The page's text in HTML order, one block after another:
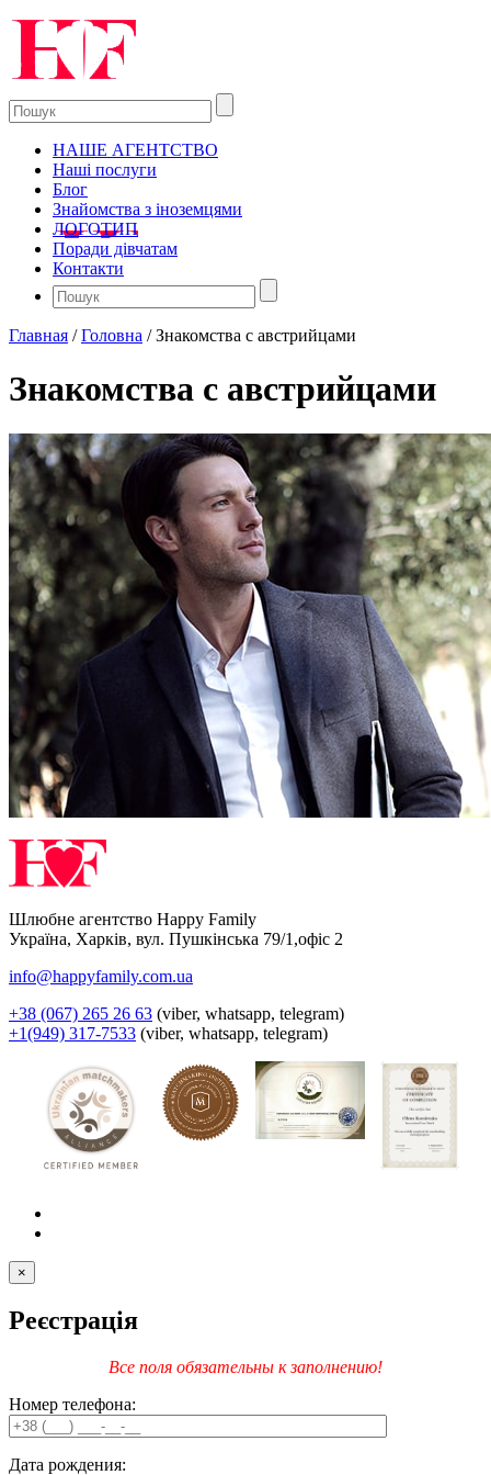
НАШЕ АГЕНТСТВО
Наші послуги
Блог
Знайомства з іноземцями
ЛОГОТИП
Поради дівчатам
Контакти
Главная /Головна /Знакомства с австрийцами
Знакомства с австрийцами
Шлюбне агентство Happy Family
Україна, Харків, вул. Пушкінська 79/1,офіс 2
info@happyfamily.com.ua
+38 (067) 265 26 63 (viber, whatsapp, telegram)
+1(949) 317-7533 (viber, whatsapp, telegram)
×
Реєстрація
Все поля обязательны к заполнению!
Номер телефона:
Дата рождения: